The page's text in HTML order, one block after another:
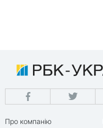
Про компанію